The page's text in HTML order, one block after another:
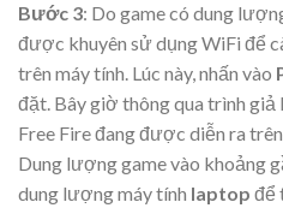
Bước 3: Do game có dung
được khuyên sử dụng WiFi để
trên máy tính. Lúc này, nhấn vào
đặt. Bây giờ thông qua trình giả
Free Fire đang được diễn ra
Dung lượng game vào khoảng
dung lượng máy tính laptop để